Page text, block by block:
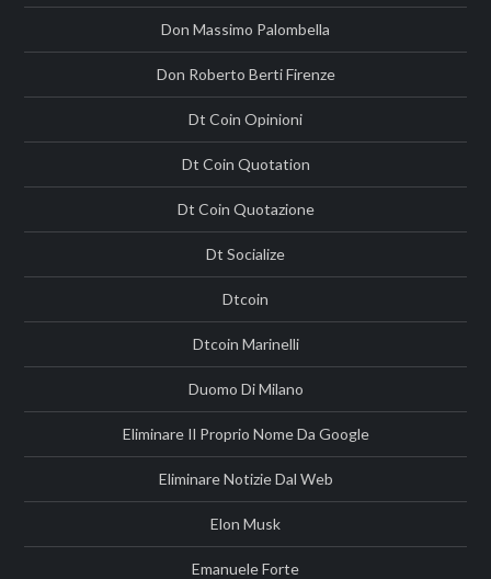
Don Massimo Palombella
Don Roberto Berti Firenze
Dt Coin Opinioni
Dt Coin Quotation
Dt Coin Quotazione
Dt Socialize
Dtcoin
Dtcoin Marinelli
Duomo Di Milano
Eliminare Il Proprio Nome Da Google
Eliminare Notizie Dal Web
Elon Musk
Emanuele Forte